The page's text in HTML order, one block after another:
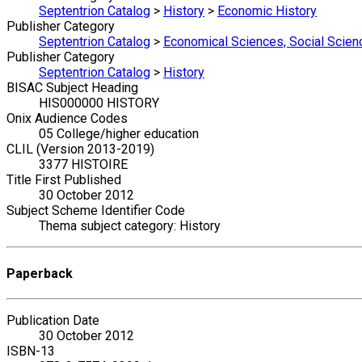
Septentrion Catalog > History > Economic History
Publisher Category
Septentrion Catalog > Economical Sciences, Social
Publisher Category
Septentrion Catalog > History
BISAC Subject Heading
HIS000000 HISTORY
Onix Audience Codes
05 College/higher education
CLIL (Version 2013-2019)
3377 HISTOIRE
Title First Published
30 October 2012
Subject Scheme Identifier Code
Thema subject category: History
Paperback
Publication Date
30 October 2012
ISBN-13